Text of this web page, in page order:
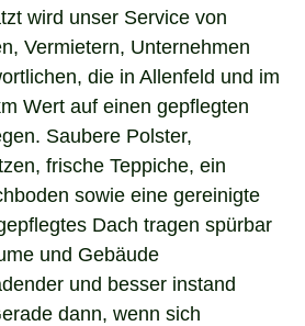
wird unser Service von
Vermietern, Unternehmen
die in Allenfeld und im
Wert auf einen gepflegten
Saubere Polster,
frische Teppiche, ein
sowie eine gereinigte
Dach tragen spürbar
und Gebäude
und besser instand
dann, wenn sich